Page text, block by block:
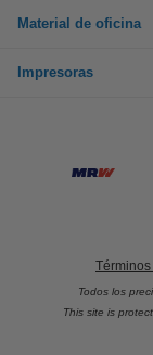
Material de oficina
Impresoras
Todos los
This site is